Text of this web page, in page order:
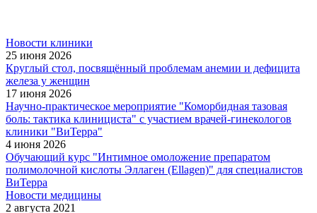
Новости клиники
25 июня 2026
Круглый стол, посвящённый проблемам анемии и дефицита
железа у женщин
17 июня 2026
Научно-практическое мероприятие "Коморбидная тазовая
боль: тактика клинициста" с участием врачей-гинекологов
клиники "ВиТерра"
4 июня 2026
Обучающий курс "Интимное омоложение препаратом
полимолочной кислоты Эллаген (Ellagen)" для специалистов
ВиТерра
Новости медицины
2 августа 2021